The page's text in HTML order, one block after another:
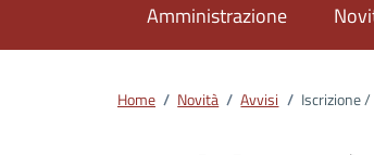
Amministrazione
Home / Novità / Avvisi / Iscrizione